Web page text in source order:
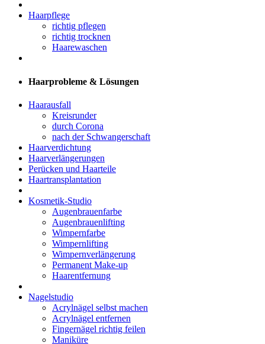
Haarpflege
richtig pflegen
richtig trocknen
Haarewaschen
Haarprobleme & Lösungen
Haarausfall
Kreisrunder
durch Corona
nach der Schwangerschaft
Haarverdichtung
Haarverlängerungen
Perücken und Haarteile
Haartransplantation
Kosmetik-Studio
Augenbrauenfarbe
Augenbrauenlifting
Wimpernfarbe
Wimpernlifting
Wimpernverlängerung
Permanent Make-up
Haarentfernung
Nagelstudio
Acrylnägel selbst machen
Acrylnägel entfernen
Fingernägel richtig feilen
Maniküre